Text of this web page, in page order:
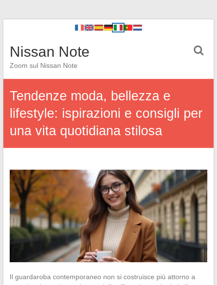
Nissan Note
Zoom sul Nissan Note
Tendenze moda, bellezza e
lifestyle: ispirazioni e consigli per
una vita quotidiana stilosa
Il guardaroba contemporaneo non si costruisce più attorno a